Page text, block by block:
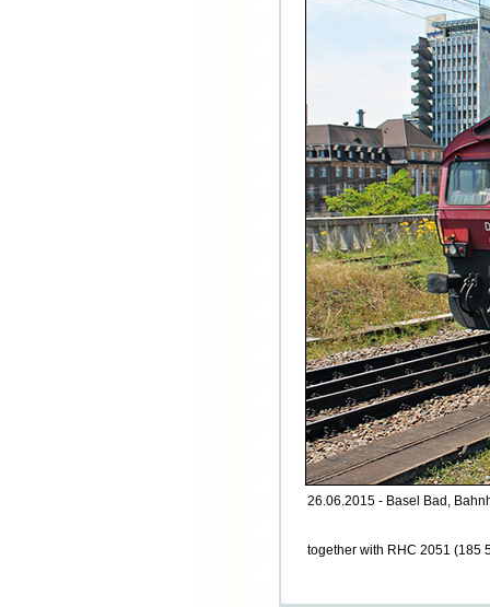
26.06.2015 - Basel Bad,
together with RHC 2051 (185